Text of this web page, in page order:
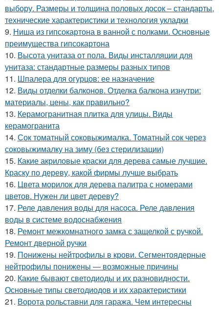
выбору. Размеры и толщина половых досок – стандарты,
технические характеристики и технология укладки
9. Ниша из гипсокартона в ванной с полками. Основные
преимущества гипсокартона
10. Высота унитаза от пола. Виды инсталляции для
унитаза: стандартные размеры разных типов
11. Шпалера для огурцов: ее назначение
12. Виды отделки балконов. Отделка балкона изнутри:
материалы, цены, как правильно?
13. Керамогранитная плитка для улицы. Виды
керамогранита
14. Сок томатный соковыжималка. Томатный сок через
соковыжималку на зиму (без стерилизации)
15. Какие акриловые краски для дерева самые лучшие.
Краску по дереву, какой фирмы лучше выбрать
16. Цвета морилок для дерева палитра с номерами
цветов. Нужен ли цвет дереву?
17. Реле давления воды для насоса. Реле давления
воды в системе водоснабжения
18. Ремонт межкомнатного замка с защелкой с ручкой.
Ремонт дверной ручки
19. Понижены нейтрофилы в крови. Сегментоядерные
нейтрофилы понижены — возможные причины
20. Какие бывают светодиоды и их разновидности.
Основные типы светодиодов и их характеристики
21. Ворота рольставни для гаража. Чем интересны